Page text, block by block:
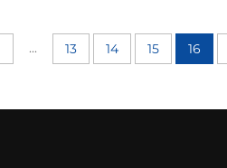
... 13 14 15 16